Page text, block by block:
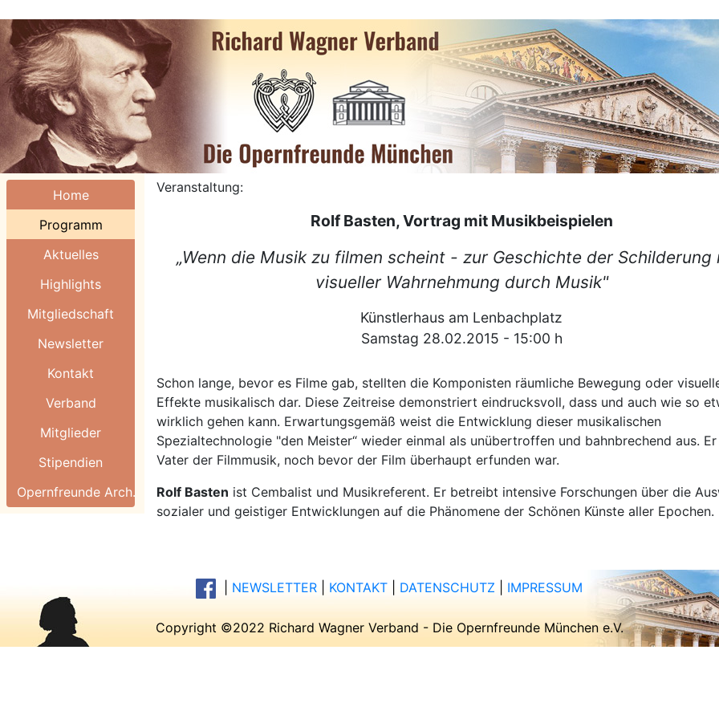
Home
Programm
Aktuelles
Highlights
Mitgliedschaft
Newsletter
Kontakt
Verband
Mitglieder
Stipendien
Opernfreunde Arch.
Veranstaltung:
Rolf Basten, Vortrag mit Musikbeispielen
„Wenn die Musik zu filmen scheint - zur Geschichte der Schilderung
visueller Wahrnehmung durch Musik"
Künstlerhaus am Lenbachplatz
Samstag 28.02.2015 - 15:00 h
Schon lange, bevor es Filme gab, stellten die Komponisten räumliche Bewegung oder
Effekte musikalisch dar. Diese Zeitreise demonstriert eindrucksvoll, dass und auch wie so
wirklich gehen kann. Erwartungsgemäß weist die Entwicklung dieser musikalischen
Spezialtechnologie "den Meister“ wieder einmal als unübertroffen und bahnbrechend aus.
Vater der Filmmusik, noch bevor der Film überhaupt erfunden war.
Rolf Basten ist Cembalist und Musikreferent. Er betreibt intensive Forschungen über die
sozialer und geistiger Entwicklungen auf die Phänomene der Schönen Künste aller Epochen.
NEWSLETTER KONTAKT DATENSCHUTZ IMPRESSUM
Copyright ©2022 Richard Wagner Verband - Die Opernfreunde München e.V.